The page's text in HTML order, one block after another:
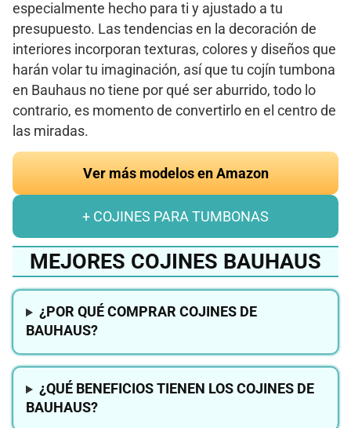
especialmente hecho para ti y ajustado a tu
presupuesto. Las tendencias en la decoración de
interiores incorporan texturas, colores y diseños que
harán volar tu imaginación, así que tu cojín tumbona
en Bauhaus no tiene por qué ser aburrido, todo lo
contrario, es momento de convertirlo en el centro de
las miradas.
Ver más modelos en Amazon
+ COJINES PARA TUMBONAS
MEJORES COJINES BAUHAUS
¿POR QUÉ COMPRAR COJINES DE
BAUHAUS?
¿QUÉ BENEFICIOS TIENEN LOS COJINES DE
BAUHAUS?